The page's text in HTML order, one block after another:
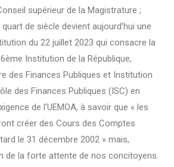
supérieur de la Magistrature ;
de siècle devient aujourd’hui une
du 22 juillet 2023 qui consacre la
Institution de la République,
des Finances Publiques et Institution
des Finances Publiques (ISC) en
de l’UEMOA, à savoir que « les
créer des Cours des Comptes
le 31 décembre 2002 » mais,
de la forte attente de nos concitoyens.